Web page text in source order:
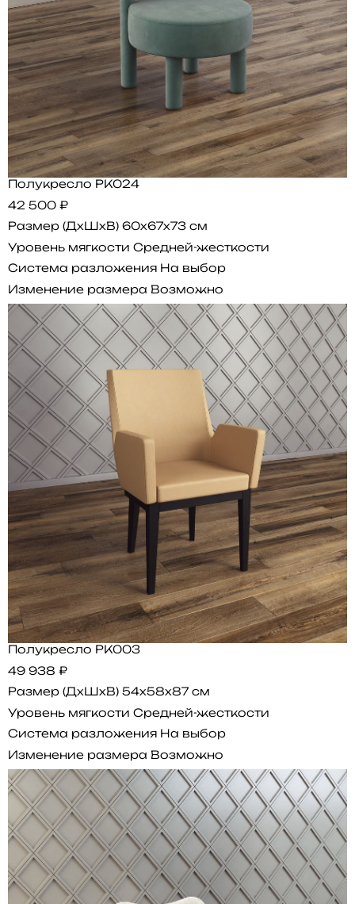
Полукресло PK024
42 500 ₽
Размер (ДхШхВ) 60x67x73 см
Уровень мягкости Средней-жесткости
Система разложения На выбор
Изменение размера Возможно
Полукресло PK003
49 938 ₽
Размер (ДхШхВ) 54x58x87 см
Уровень мягкости Средней-жесткости
Система разложения На выбор
Изменение размера Возможно